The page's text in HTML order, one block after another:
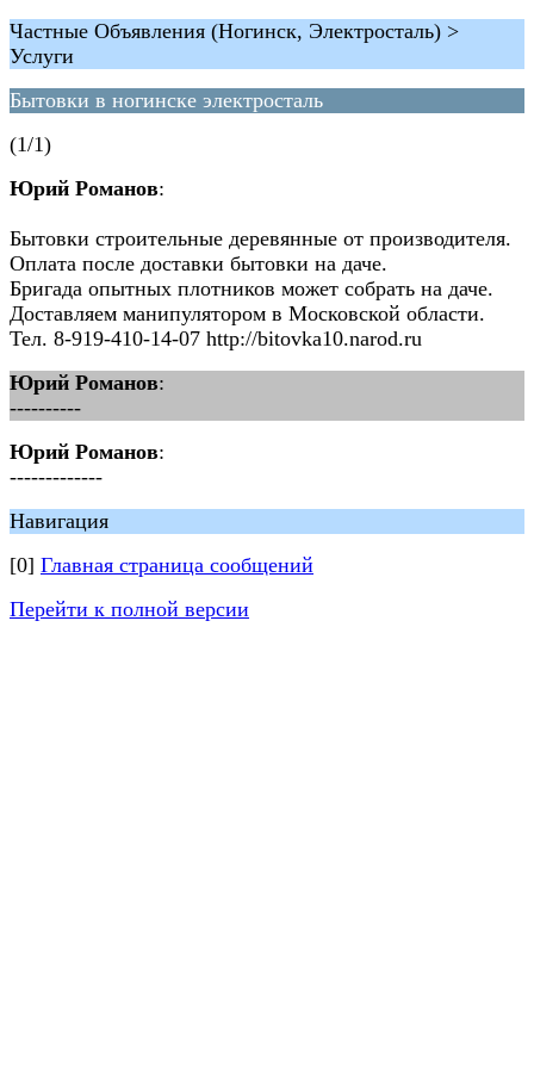
Частные Объявления (Ногинск, Электросталь) >
Услуги
Бытовки в ногинске электросталь
(1/1)
Юрий Романов:
Бытовки строительные деревянные от производителя.
Оплата после доставки бытовки на даче.
Бригада опытных плотников может собрать на даче.
Доставляем манипулятором в Московской области.
Тел. 8-919-410-14-07 http://bitovka10.narod.ru
Юрий Романов:
----------
Юрий Романов:
-------------
Навигация
[0] Главная страница сообщений
Перейти к полной версии